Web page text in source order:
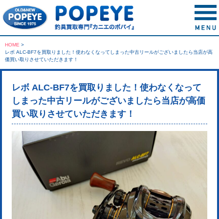
HOME >
レボ ALC-BF7を買取りました！使わなくなってしまった中古リールがございましたら当店が高
価買い取りさせていただきます！
レボ ALC-BF7を買取りました！使わなくなって
しまった中古リールがございましたら当店が高価
買い取りさせていただきます！